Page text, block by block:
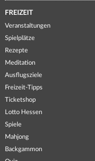
FREIZEIT
Veranstaltungen
Spielplätze
Rezepte
Meditation
Ausflugsziele
Freizeit-Tipps
Ticketshop
Lotto Hessen
Spiele
Mahjong
Backgammon